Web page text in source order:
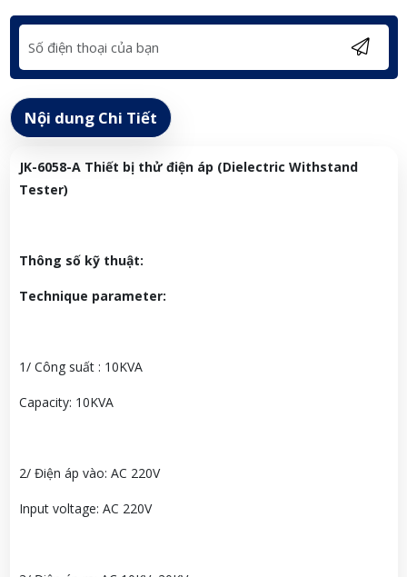
Nội dung Chi Tiết
JK-6058-A Thiết bị thử điện áp (Dielectric Withstand
Tester)
Thông số kỹ thuật:
Technique parameter:
1/ Công suất : 10KVA
Capacity: 10KVA
2/ Điện áp vào: AC 220V
Input voltage: AC 220V